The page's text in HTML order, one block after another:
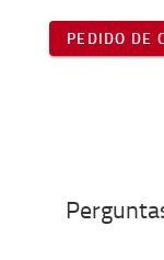
PEDIDO DE